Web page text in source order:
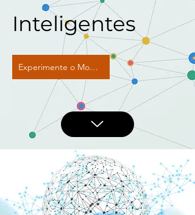
Inteligentes
Experimente o Monet-NG